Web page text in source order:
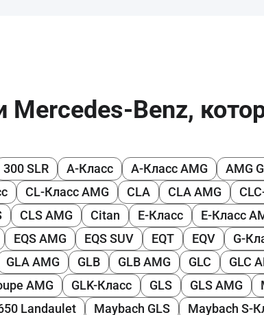
Mercedes-Benz,
300 SLR A-Класс A-Класс AMG AMG
CL-Класс AMG CLA CLA AMG
CLS AMG Citan E-Класс E-Класс
EQS AMG EQS SUV EQT EQV G-
GLA AMG GLB GLB AMG GLC GLC
AMG GLK-Класс GLS GLS AMG
Landaulet Maybach GLS Maybach S-